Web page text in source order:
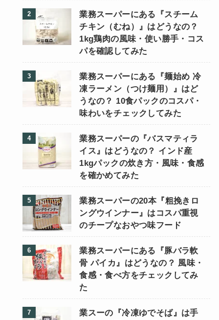
業務スーパーにある『スチーム
チキン（むね）』はどうなの？
1kg鶏肉の風味・使い勝手・コス
パを確認してみた
業務スーパーにある『麺始め 冷
凍ラーメン（つけ麺用）』はど
うなの？ 10食パックのコスパ・
味わいをチェックしてみた
業務スーパーの『バスマティラ
イス』はどうなの？ インド産
1kgパックの炊き方・風味・食感
を確かめてみた
業務スーパーの20本『粗挽きロ
ングウインナー』はコスパ重視
のチープなおやつ味フード
業務スーパーにある『豚バラ軟
骨 パイカ』はどうなの？ 風味・
食感・食べ方をチェックしてみ
た
業スーの『冷凍ゆでそば』は手